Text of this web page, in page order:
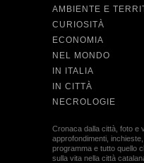
AMBIENTE E
CURIOSITÀ
ECONOMIA
NEL MONDO
IN ITALIA
IN CITTÀ
NECROLOGIE
Cronaca dalla città, foto e
approfondimenti,
programma e tutto quello
sulla vita nella città